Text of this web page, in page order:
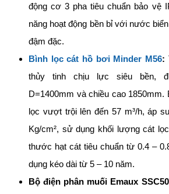
động cơ 3 pha tiêu chuẩn bảo vệ
năng hoạt động bền bỉ với nước
đậm đặc.
Bình lọc cát hồ bơi Minder M56:
thủy tinh chịu lực siêu bền,
D=1400mm và chiều cao
lọc vượt trội lên đến 57 m³/h, áp
Kg/cm², sử dụng khối lượng cát
thước hạt cát tiêu chuẩn từ 0.4 –
dụng kéo dài từ 5 – 10 năm.
Bộ điện phân muối Emaux